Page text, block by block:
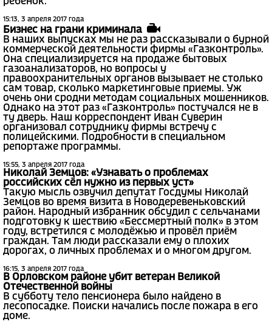
15:13, 3 апреля 2017 года
Бизнес на грани криминала
В наших выпусках мы не раз рассказывали о бурной
коммерческой деятельности фирмы «Газконтроль».
Она специализируется на продаже бытовых
газоанализаторов, но вопросы у
правоохранительных органов вызывает не столько
сам товар, сколько маркетинговые приемы. Уж
очень они сродни методам социальных мошенников.
Однако на этот раз «Газконтроль» постучался не в
ту дверь. Наш корреспондент Иван Суверин
организовал сотруднику фирмы встречу с
полицейскими. Подробности в специальном
репортаже программы.
15:55, 3 апреля 2017 года
Николай Земцов: «Узнавать о проблемах
российских сёл нужно из первых уст»
Такую мысль озвучил депутат Госдумы Николай
Земцов во время визита в Новодеревеньковский
район. Народный избранник обсудил с сельчанами
подготовку к шествию «Бессмертный полк» в этом
году, встретился с молодёжью и провёл приём
граждан. Там люди рассказали ему о плохих
дорогах, о личных проблемах и о многом другом.
16:15, 3 апреля 2017 года
В Орловском районе убит ветеран Великой
Отечественной войны
В субботу тело пенсионера было найдено в
лесопосадке. Поиски начались после пожара в его
доме.